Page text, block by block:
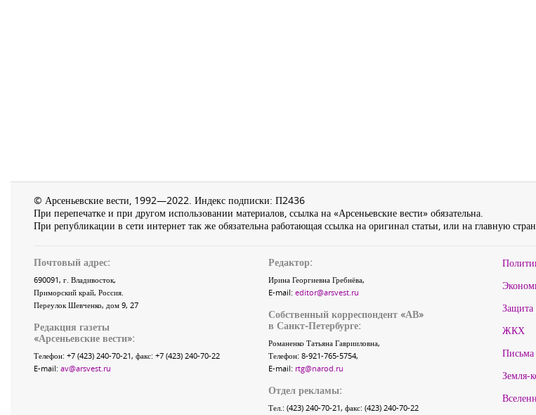
© Арсеньевские вести, 1992—2022. Индекс подписки: П2436
При перепечатке и при другом использовании материалов, ссылка на «Арсеньевские вести» обязательна.
При републикации в сети интернет так же обязательна работающая ссылка на оригинал статьи, или на главную
Почтовый адрес:
690091, г. Владивосток,
Приморский край, Россия.
Переулок Шевченко, дом 9, 27
Редакция газеты
«Арсеньевские вести»:
Телефон: +7 (423) 240-70-21, факс: +7 (423) 240-70-22
E-mail: av@arsvest.ru
Редактор:
Ирина Георгиевна Гребнёва,
E-mail: editor@arsvest.ru
Собственный корреспондент «АВ»
в Санкт-Петербурге:
Романенко Татьяна Гаврииловна,
Телефон: 8-921-765-5754,
E-mail: rtg@narod.ru
Отдел рекламы:
Тел.: (423) 240-70-21, факс: (423) 240-70-22
Защита
ЖКХ
Письма
Земля-